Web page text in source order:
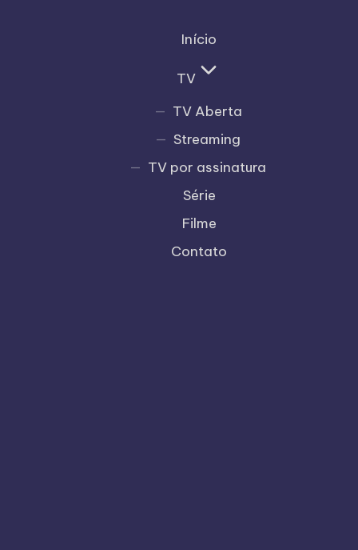
Início
TV
TV Aberta
Streaming
TV por assinatura
Série
Filme
Contato